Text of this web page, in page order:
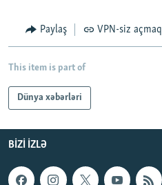
Paylaş VPN-siz açmaq
This item is part of
Dünya xəbərləri
BIZI IZLƏ